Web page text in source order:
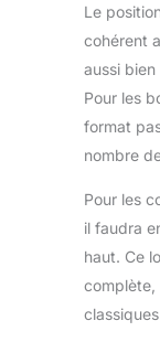
Le
cohérent
aussi bien
Pour les
format
nombre
Pour les
il faudra
haut. Ce
complète,